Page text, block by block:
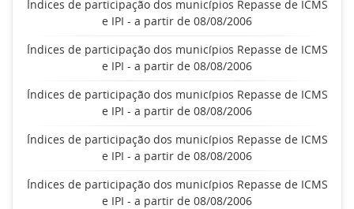
Índices de participação dos municípios Repasse de ICMS
e IPI - a partir de 08/08/2006
Índices de participação dos municípios Repasse de ICMS
e IPI - a partir de 08/08/2006
Índices de participação dos municípios Repasse de ICMS
e IPI - a partir de 08/08/2006
Índices de participação dos municípios Repasse de ICMS
e IPI - a partir de 08/08/2006
Índices de participação dos municípios Repasse de ICMS
e IPI - a partir de 08/08/2006